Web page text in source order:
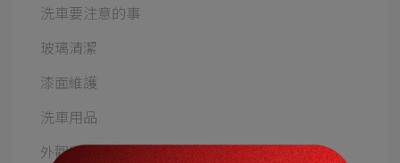
洗車要注意的事
玻璃清潔
漆面維護
洗車用品
外觀與內裝保養